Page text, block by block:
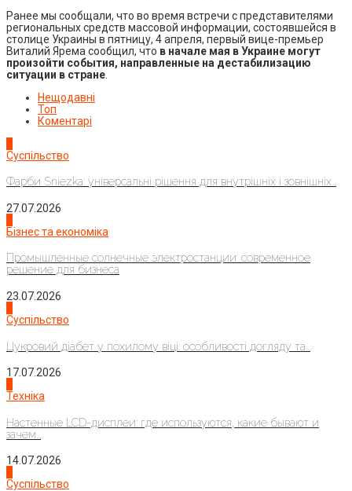
Ранее мы сообщали, что во время встречи с представителями
региональных средств массовой информации, состоявшейся в
столице Украины в пятницу, 4 апреля, первый вице-премьер
Виталий Ярема сообщил, что в начале мая в Украине могут
произойти события, направленные на дестабилизацию
ситуации в стране
Нещодавні
Топ
Коментарі
Суспільство
Фарби Sniezka: універсальні рішення для внутрішніх і зовнішніх...
27.07.2026
Бізнес та економіка
Промышленные солнечные электростанции: современное
решение для бизнеса
23.07.2026
Суспільство
Цукровий діабет у похилому віці: особливості догляду та...
17.07.2026
Техніка
Настенные LCD-дисплеи: где используются, какие бывают и
зачем...
14.07.2026
Суспільство